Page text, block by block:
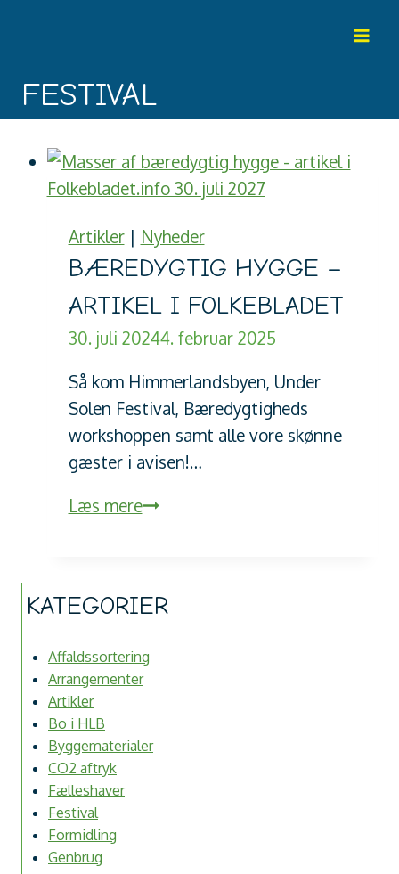
FESTIVAL
Artikler| Nyheder
BÆREDYGTIG HYGGE –
ARTIKEL I FOLKEBLADET
30. juli 20244. februar 2025
Så kom Himmerlandsbyen, Under
Solen Festival, Bæredygtigheds
workshoppen samt alle vore skønne
gæster i avisen!…
Læs mereBæredygtig
i
KATEGORIER
Affaldssortering
Arrangementer
Artikler
Bo i HLB
Byggematerialer
CO2 aftryk
Fælleshaver
Festival
Formidling
Genbrug